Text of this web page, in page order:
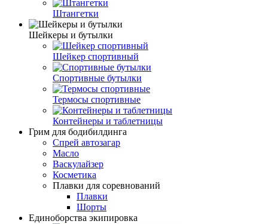
Штангетки
Шейкеры и бутылки
Шейкер спортивный
Спортивные бутылки
Термосы спортивные
Контейнеры и таблетницы
Грим для бодибилдинга
Спрей автозагар
Масло
Васкулайзер
Косметика
Плавки для соревнований
Плавки
Шорты
Единоборства экипировка